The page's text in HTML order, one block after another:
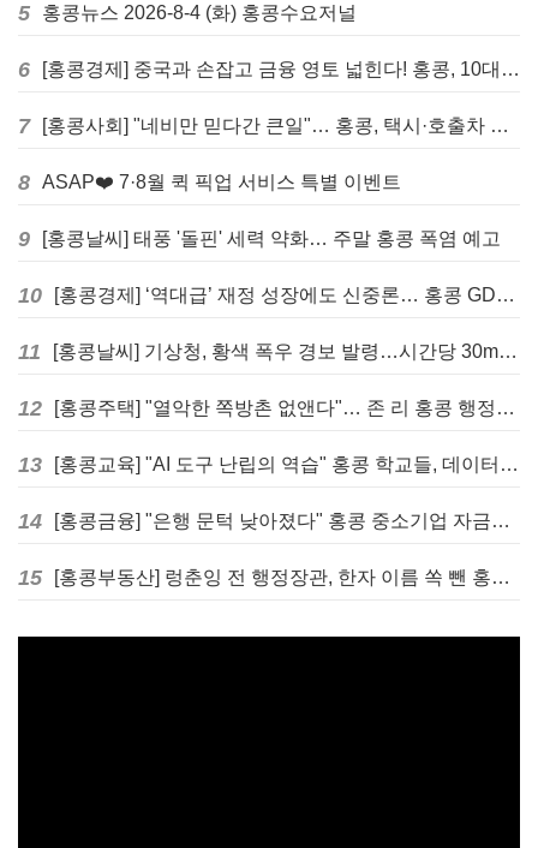
5 홍콩뉴스 2026-8-4 (화) 홍콩수요저널
6 [홍콩경제] 중국과 손잡고 금융 영토 넓힌다! 홍콩, 10대 신규 정책 발표
7 [홍콩사회] "네비만 믿다간 큰일"… 홍콩, 택시·호출차 통합 시험 도입하며 규제 본격화
8 ASAP❤️ 7·8월 퀵 픽업 서비스 특별 이벤트
9 [홍콩날씨] 태풍 '돌핀' 세력 약화… 주말 홍콩 폭염 예고
10 [홍콩경제] ‘역대급’ 재정 성장에도 신중론… 홍콩 GDP 전망 상향 속 “지정학적 리스크 경계”
11 [홍콩날씨] 기상청, 황색 폭우 경보 발령…시간당 30mm 이상 강우 예보
12 [홍콩주택] "열악한 쪽방촌 없앤다"… 존 리 홍콩 행정장관, 4년 내 단계적 폐지 선언
13 [홍콩교육] "AI 도구 난립의 역습" 홍콩 학교들, 데이터 고립에 교육 효과 평가 비상
14 [홍콩금융] "은행 문턱 낮아졌다" 홍콩 중소기업 자금줄 숨통 트이나… HKMA "2분기 신용 조건 안정적"
15 [홍콩부동산] 렁춘잉 전 행정장관, 한자 이름 쏙 뺀 홍콩 고급 아파트 단지들에 쓴소리